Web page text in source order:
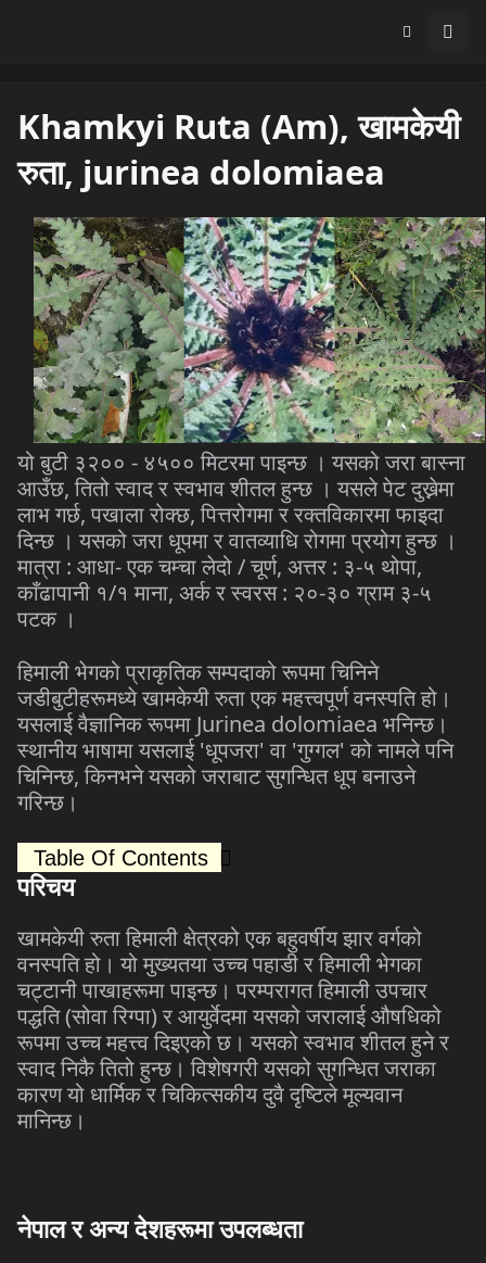
Khamkyi Ruta (Am), खामकेयी
रुता, jurinea dolomiaea
यो बुटी ३२०० - ४५०० मिटरमा पाइन्छ । यसको जरा बास्ना
आउँछ, तितो स्वाद र स्वभाव शीतल हुन्छ । यसले पेट दुख्नेमा
लाभ गर्छ, पखाला रोक्छ, पित्तरोगमा र रक्तविकारमा फाइदा
दिन्छ । यसको जरा धूपमा र वातव्याधि रोगमा प्रयोग हुन्छ ।
मात्रा : आधा- एक चम्चा लेदो / चूर्ण, अत्तर : ३-५ थोपा,
काँढापानी १/१ माना, अर्क र स्वरस : २०-३० ग्राम ३-५
पटक ।
हिमाली भेगको प्राकृतिक सम्पदाको रूपमा चिनिने
जडीबुटीहरूमध्ये खामकेयी रुता एक महत्त्वपूर्ण वनस्पति हो।
यसलाई वैज्ञानिक रूपमा Jurinea dolomiaea भनिन्छ।
स्थानीय भाषामा यसलाई 'धूपजरा' वा 'गुग्गल' को नामले पनि
चिनिन्छ, किनभने यसको जराबाट सुगन्धित धूप बनाउने
गरिन्छ।
Table Of Contents
परिचय
खामकेयी रुता हिमाली क्षेत्रको एक बहुवर्षीय झार वर्गको
वनस्पति हो। यो मुख्यतया उच्च पहाडी र हिमाली भेगका
चट्टानी पाखाहरूमा पाइन्छ। परम्परागत हिमाली उपचार
पद्धति (सोवा रिग्पा) र आयुर्वेदमा यसको जरालाई औषधिको
रूपमा उच्च महत्त्व दिइएको छ। यसको स्वभाव शीतल हुने र
स्वाद निकै तितो हुन्छ। विशेषगरी यसको सुगन्धित जराका
कारण यो धार्मिक र चिकित्सकीय दुवै दृष्टिले मूल्यवान
मानिन्छ।
नेपाल र अन्य देशहरूमा उपलब्धता